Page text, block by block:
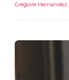
Grégoire Hernandez